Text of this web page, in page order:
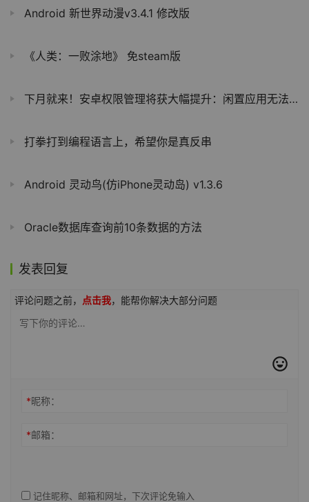
Android 新世界动漫v3.4.1 修改版
《人类：一败涂地》 免steam版
下月就来！安卓权限管理将获大幅提升：闲置应用无法获取任何隐私信息
打拳打到编程语言上，希望你是真反串
Android 灵动鸟(仿iPhone灵动岛) v1.3.6
Oracle数据库查询前10条数据的方法
发表回复
评论问题之前， 点击我，能帮你解决大部分问题
*昵称：
*邮箱：
记住昵称、邮箱和网址，下次评论免输入